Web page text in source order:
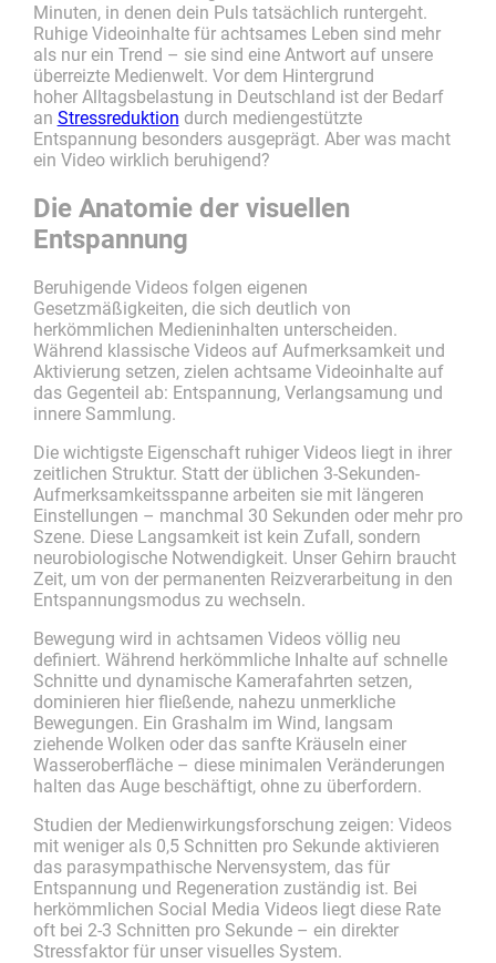
Minuten, in denen dein Puls tatsächlich runtergeht.
Ruhige Videoinhalte für achtsames Leben sind mehr
als nur ein Trend – sie sind eine Antwort auf unsere
überreizte Medienwelt. Vor dem Hintergrund
hoher Alltagsbelastung in Deutschland ist der Bedarf
an Stressreduktion durch mediengestützte
Entspannung besonders ausgeprägt. Aber was macht
ein Video wirklich beruhigend?
Die Anatomie der visuellen
Entspannung
Beruhigende Videos folgen eigenen
Gesetzmäßigkeiten, die sich deutlich von
herkömmlichen Medieninhalten unterscheiden.
Während klassische Videos auf Aufmerksamkeit und
Aktivierung setzen, zielen achtsame Videoinhalte auf
das Gegenteil ab: Entspannung, Verlangsamung und
innere Sammlung.
Die wichtigste Eigenschaft ruhiger Videos liegt in ihrer
zeitlichen Struktur. Statt der üblichen 3-Sekunden-
Aufmerksamkeitsspanne arbeiten sie mit längeren
Einstellungen – manchmal 30 Sekunden oder mehr pro
Szene. Diese Langsamkeit ist kein Zufall, sondern
neurobiologische Notwendigkeit. Unser Gehirn braucht
Zeit, um von der permanenten Reizverarbeitung in den
Entspannungsmodus zu wechseln.
Bewegung wird in achtsamen Videos völlig neu
definiert. Während herkömmliche Inhalte auf schnelle
Schnitte und dynamische Kamerafahrten setzen,
dominieren hier fließende, nahezu unmerkliche
Bewegungen. Ein Grashalm im Wind, langsam
ziehende Wolken oder das sanfte Kräuseln einer
Wasseroberfläche – diese minimalen Veränderungen
halten das Auge beschäftigt, ohne zu überfordern.
Studien der Medienwirkungsforschung zeigen: Videos
mit weniger als 0,5 Schnitten pro Sekunde aktivieren
das parasympathische Nervensystem, das für
Entspannung und Regeneration zuständig ist. Bei
herkömmlichen Social Media Videos liegt diese Rate
oft bei 2-3 Schnitten pro Sekunde – ein direkter
Stressfaktor für unser visuelles System.